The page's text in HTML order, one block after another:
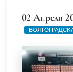
02 Апреля